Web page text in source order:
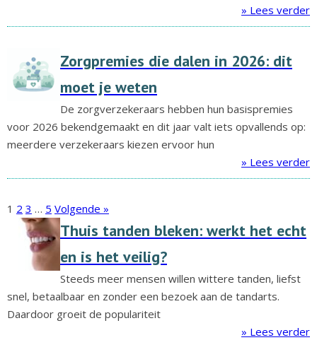
» Lees verder
Zorgpremies die dalen in 2026: dit
moet je weten
De zorgverzekeraars hebben hun basispremies
voor 2026 bekendgemaakt en dit jaar valt iets opvallends op:
meerdere verzekeraars kiezen ervoor hun
» Lees verder
1 2 3 … 5 Volgende »
Thuis tanden bleken: werkt het echt
en is het veilig?
Steeds meer mensen willen wittere tanden, liefst
snel, betaalbaar en zonder een bezoek aan de tandarts.
Daardoor groeit de populariteit
» Lees verder